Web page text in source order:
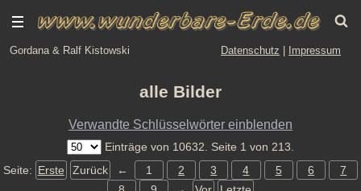
Gordana & Ralf Kistowski Datenschutz Impressum
alle Bilder
Verwandte Schlüsselwörter einblenden
Einträge von 10632. Seite 1 von 213.
Seite: Erste Zurück ← 1 2 3 4 5 6
7